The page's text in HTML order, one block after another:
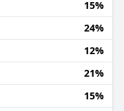
15%
24%
12%
21%
15%